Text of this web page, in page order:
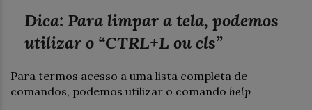
Dica: Para limpar a tela, podemos
utilizar o “CTRL+L ou cls”
Para termos acesso a uma lista completa de
comandos, podemos utilizar o comando help